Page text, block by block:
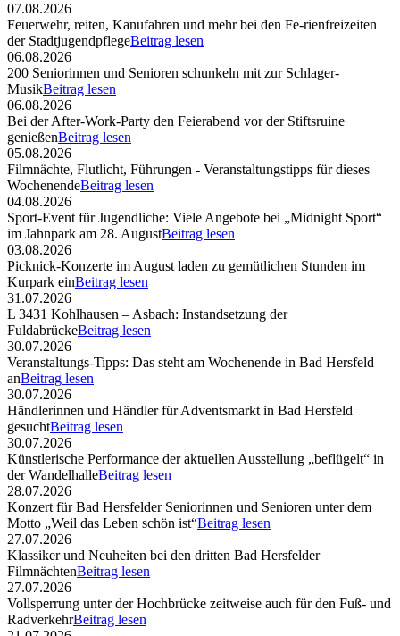
07.08.2026
Feuerwehr, reiten, Kanufahren und mehr bei den Fe-rienfreizeiten
der StadtjugendpflegeBeitrag lesen
06.08.2026
200 Seniorinnen und Senioren schunkeln mit zur Schlager-
MusikBeitrag lesen
06.08.2026
Bei der After-Work-Party den Feierabend vor der Stiftsruine
genießenBeitrag lesen
05.08.2026
Filmnächte, Flutlicht, Führungen - Veranstaltungstipps für dieses
WochenendeBeitrag lesen
04.08.2026
Sport-Event für Jugendliche: Viele Angebote bei „Midnight Sport“
im Jahnpark am 28. AugustBeitrag lesen
03.08.2026
Picknick-Konzerte im August laden zu gemütlichen Stunden im
Kurpark einBeitrag lesen
31.07.2026
L 3431 Kohlhausen – Asbach: Instandsetzung der
FuldabrückeBeitrag lesen
30.07.2026
Veranstaltungs-Tipps: Das steht am Wochenende in Bad Hersfeld
anBeitrag lesen
30.07.2026
Händlerinnen und Händler für Adventsmarkt in Bad Hersfeld
gesuchtBeitrag lesen
30.07.2026
Künstlerische Performance der aktuellen Ausstellung „beflügelt“ in
der WandelhalleBeitrag lesen
28.07.2026
Konzert für Bad Hersfelder Seniorinnen und Senioren unter dem
Motto „Weil das Leben schön ist“Beitrag lesen
27.07.2026
Klassiker und Neuheiten bei den dritten Bad Hersfelder
FilmnächtenBeitrag lesen
27.07.2026
Vollsperrung unter der Hochbrücke zeitweise auch für den Fuß- und
RadverkehrBeitrag lesen